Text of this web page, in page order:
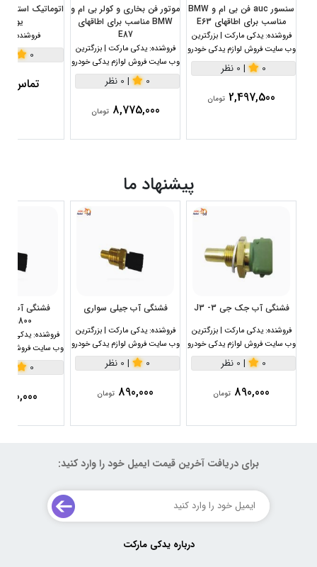
سنسور auc فن بی ام و BMW
مناسب برای اطاقهای E63
فروشنده: یدکی مارکت | بزرگترین
وب سایت فروش لوازم یدکی خودرو
0
| 0 نظر
2,497,500 تومان
موتور فن بخاری و کولر بی ام و
BMW مناسب برای اطاقهای
E87
فروشنده: یدکی مارکت | بزرگترین
وب سایت فروش لوازم یدکی خودرو
0
| 0 نظر
8,775,000 تومان
فروشنده:
0
تماس
پیشنهاد ما
فشنگی آب جک جی 3- J3
فروشنده: یدکی مارکت | بزرگترین
وب سایت فروش لوازم یدکی خودرو
0
| 0 نظر
890,000 تومان
فشنگی آب جیلی سواری
فروشنده: یدکی مارکت | بزرگترین
وب سایت فروش لوازم یدکی خودرو
0
| 0 نظر
890,000 تومان
1800سی سی
فروشنده: یدکی
وب سایت فروش
0
890,000
برای دریافت آخرین قیمت ایمیل خود را وارد کنید:
درباره یدکی مارکت